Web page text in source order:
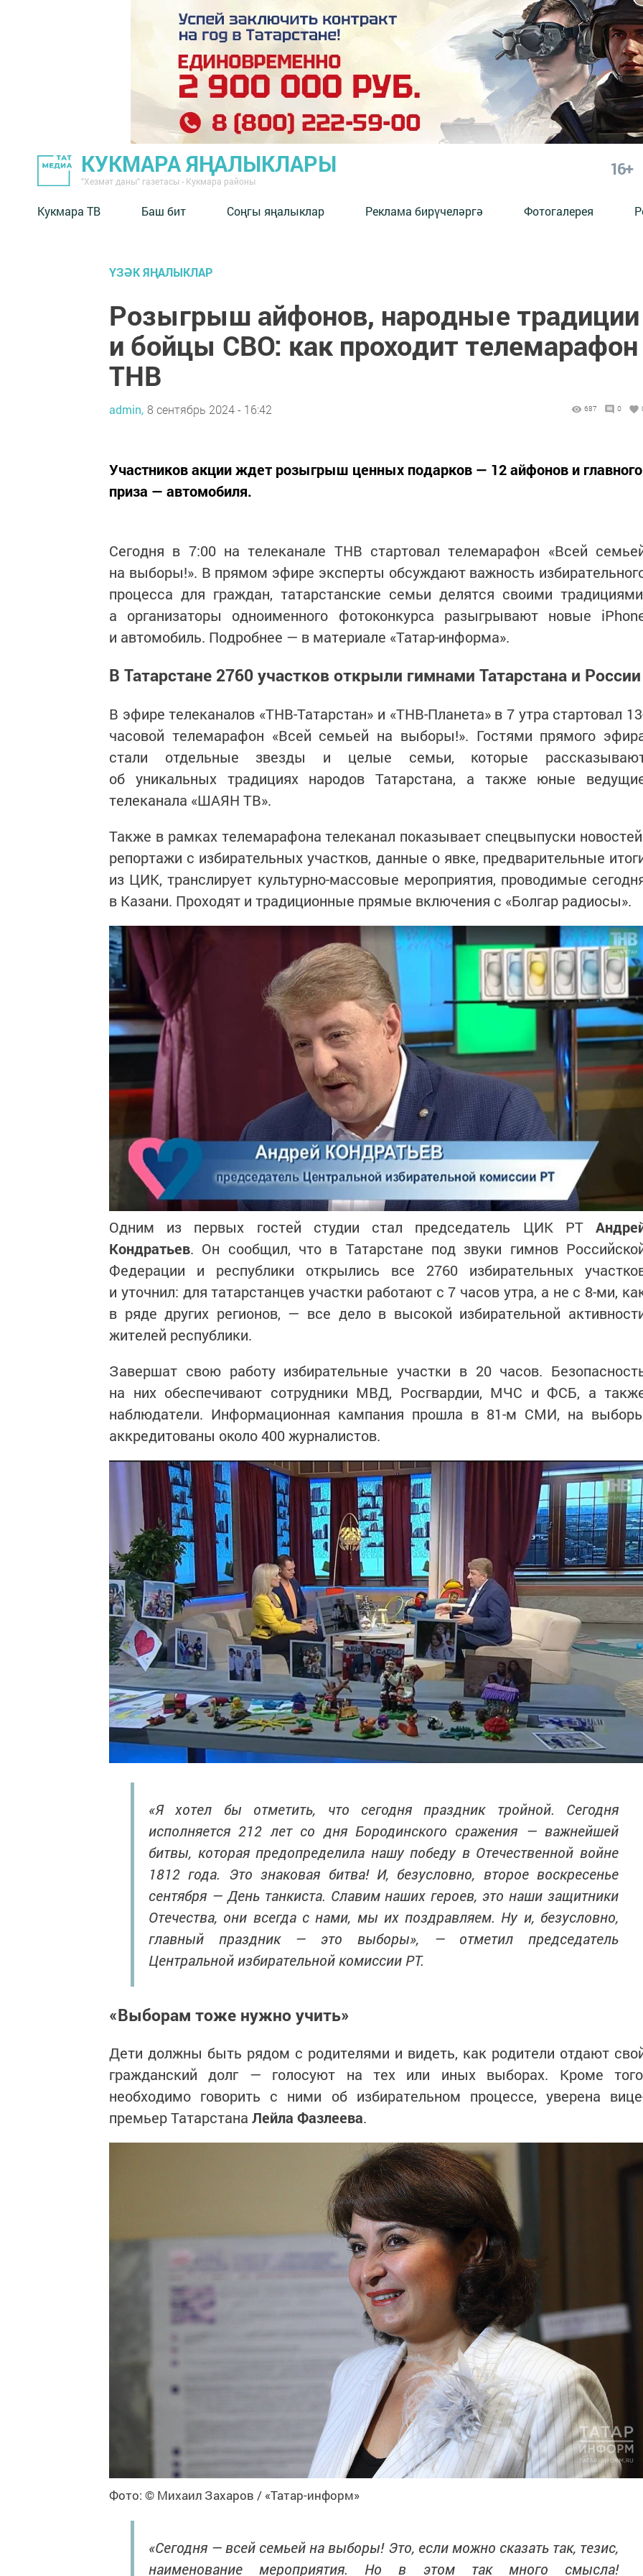
КУКМАРА ЯҢАЛЫКЛАРЫ
"Хезмәт даны" газетасы - Кукмара районы
16+
Кукмара ТВ Баш бит Соңгы яңалыклар Реклама бирүчеләргә Фотогалерея
ҮЗӘК ЯҢАЛЫКЛАР
Розыгрыш айфонов, народные традиции
и бойцы СВО: как проходит телемарафон
ТНВ
admin, 8 сентябрь 2024 - 16:42 687 0
Участников акции ждет розыгрыш ценных подарков — 12 айфонов и главного
приза — автомобиля.
Сегодня в 7:00 на телеканале ТНВ стартовал телемарафон «Всей
на выборы!». В прямом эфире эксперты обсуждают важность
процесса для граждан, татарстанские семьи делятся своими
а организаторы одноименного фотоконкурса разыгрывают новые
и автомобиль. Подробнее — в материале «Татар-информа».
В Татарстане 2760 участков открыли гимнами Татарстана и России
В эфире телеканалов «ТНВ-Татарстан» и «ТНВ-Планета» в 7 утра стартовал
часовой телемарафон «Всей семьей на выборы!». Гостями прямого
стали отдельные звезды и целые семьи, которые
об уникальных традициях народов Татарстана, а также юные
телеканала «ШАЯН ТВ».
Также в рамках телемарафона телеканал показывает спецвыпуски
репортажи с избирательных участков, данные о явке, предварительные
из ЦИК, транслирует культурно-массовые мероприятия, проводимые
в Казани. Проходят и традиционные прямые включения с «Болгар радиосы».
Одним из первых гостей студии стал председатель ЦИК РТ
Кондратьев. Он сообщил, что в Татарстане под звуки гимнов
Федерации и республики открылись все 2760 избирательных
и уточнил: для татарстанцев участки работают с 7 часов утра, а не с 8-ми,
в ряде других регионов, — все дело в высокой избирательной
жителей республики.
Завершат свою работу избирательные участки в 20 часов.
на них обеспечивают сотрудники МВД, Росгвардии, МЧС и ФСБ, а
наблюдатели. Информационная кампания прошла в 81-м СМИ, на
аккредитованы около 400 журналистов.
«Я хотел бы отметить, что сегодня праздник тройной. Сегодня
исполняется 212 лет со дня Бородинского сражения — важнейшей
битвы, которая предопределила нашу победу в Отечественной войне
1812 года. Это знаковая битва! И, безусловно, второе воскресенье
сентября — День танкиста. Славим наших героев, это наши защитники
Отечества, они всегда с нами, мы их поздравляем. Ну и, безусловно,
главный праздник — это выборы», — отметил председатель
Центральной избирательной комиссии РТ.
«Выборам тоже нужно учить»
Дети должны быть рядом с родителями и видеть, как родители отдают
гражданский долг — голосуют на тех или иных выборах. Кроме
необходимо говорить с ними об избирательном процессе, уверена
премьер Татарстана Лейла Фазлеева.
Фото: © Михаил Захаров / «Татар-информ»
«Сегодня — всей семьей на выборы! Это, если можно сказать так, тезис,
наименование мероприятия. Но в этом так много смысла!